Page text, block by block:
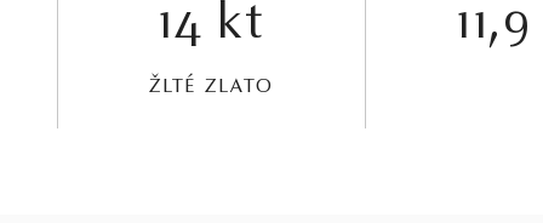
14 kt
ŽLTÉ ZLATO